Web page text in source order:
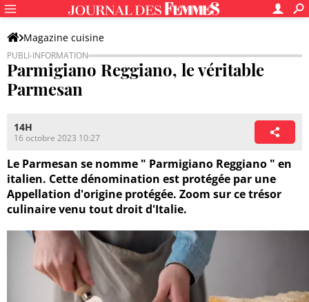
Magazine cuisine
Parmigiano Reggiano, le véritable
Parmesan
14H
16 octobre 2023 10:27
Le Parmesan se nomme " Parmigiano Reggiano " en
italien. Cette dénomination est protégée par une
Appellation d'origine protégée. Zoom sur ce trésor
culinaire venu tout droit d'Italie.